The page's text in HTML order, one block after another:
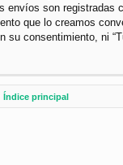
son registradas
que lo creamos
su consentimiento, ni
Índice principal